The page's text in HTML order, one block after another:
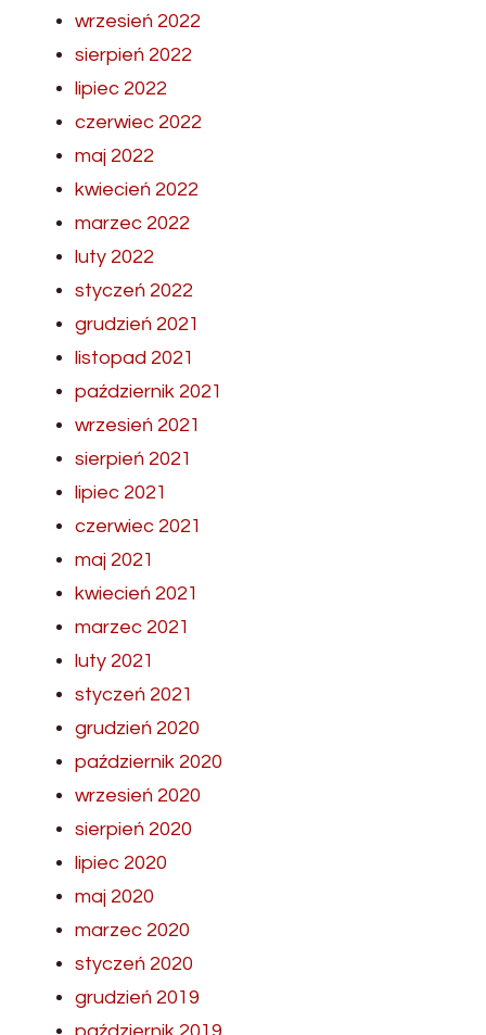
wrzesień 2022
sierpień 2022
lipiec 2022
czerwiec 2022
maj 2022
kwiecień 2022
marzec 2022
luty 2022
styczeń 2022
grudzień 2021
listopad 2021
październik 2021
wrzesień 2021
sierpień 2021
lipiec 2021
czerwiec 2021
maj 2021
kwiecień 2021
marzec 2021
luty 2021
styczeń 2021
grudzień 2020
październik 2020
wrzesień 2020
sierpień 2020
lipiec 2020
maj 2020
marzec 2020
styczeń 2020
grudzień 2019